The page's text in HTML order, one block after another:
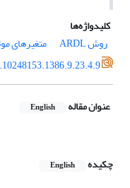
کلیدواژه‌ها
روش ARDL
متغیرهای
عنوان مقاله English
چکیده English